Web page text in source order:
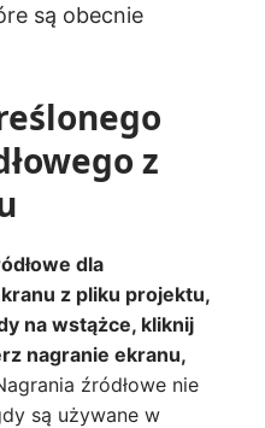
są obecnie
z
dla
z pliku projektu,
na wstążce, kliknij
nagranie ekranu,
źródłowe nie
są używane w